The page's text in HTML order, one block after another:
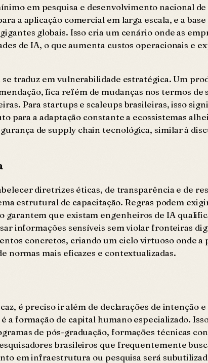
em pesquisa e desenvolvimento nacional
a aplicação comercial em larga escala, e a
globais. Isso cria um cenário onde as
de IA, o que aumenta custos operacionais e
se traduz em vulnerabilidade estratégica. Um
fica refém de mudanças nos termos de
Para startups e scaleups brasileiras, isso
para a adaptação constante a ecossistemas
de supply chain tecnológica, similar à
diretrizes éticas, de transparência e de
estrutural de capacitação. Regras podem
garantem que existam engenheiros de IA
informações sensíveis sem violar fronteiras
concretos, criando um ciclo virtuoso onde
normas mais eficazes e contextualizadas.
é preciso ir além de declarações de intenção
formação de capital humano especializado.
de pós-graduação, formações técnicas
brasileiros que frequentemente
em infraestrutura ou pesquisa será